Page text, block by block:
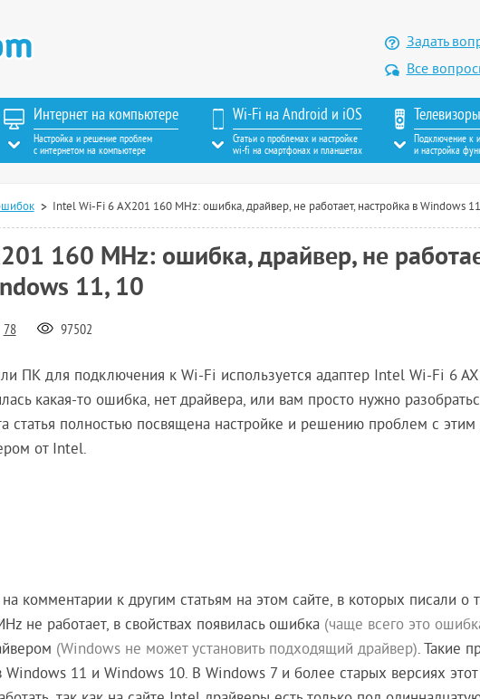
Интернет на компьютере
Настройка и решение проблем
с интернетом на компьютере
Wi-Fi на Android и iOS
Статьи о проблемах и настройке
wi-fi на смартфонах и планшетах
Подключение к
и настройка
Задать
Все
Intel Wi-Fi 6 AX201 160 MHz: ошибка, драйвер, не работает, настройка в Windows
160 MHz: ошибка, драйвер, не
11, 10
78 97502
ПК для подключения к Wi-Fi используется адаптер Intel Wi-Fi 6
какая-то ошибка, нет драйвера, или вам просто нужно
статья полностью посвящена настройке и решению проблем с этим
от Intel.
комментарии к другим статьям на этом сайте, в которых писали о
не работает, в свойствах появилась ошибка (чаще всего это
(Windows не может установить подходящий драйвер). Такие
11 и Windows 10. В Windows 7 и более старых версиях этот